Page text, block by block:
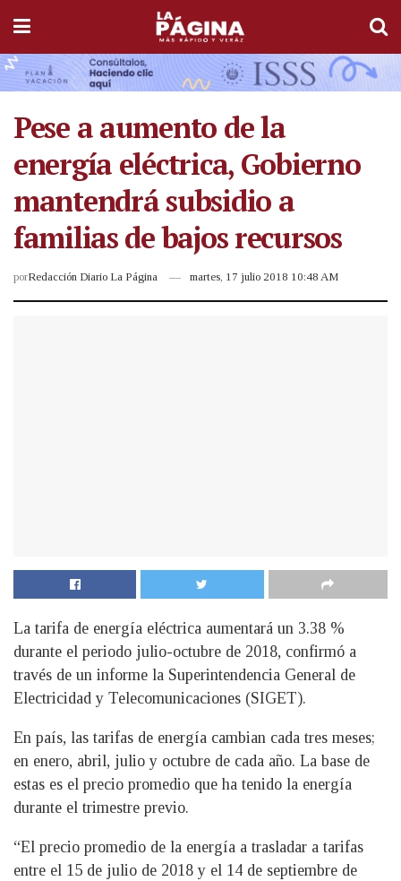
Pese a aumento de la
energía eléctrica, Gobierno
mantendrá subsidio a
familias de bajos recursos
porRedacción Diario La Página martes, 17 julio 2018 10:48 AM
La tarifa de energía eléctrica aumentará un 3.38 %
durante el periodo julio-octubre de 2018, confirmó a
través de un informe la Superintendencia General de
Electricidad y Telecomunicaciones (SIGET).
En país, las tarifas de energía cambian cada tres meses;
en enero, abril, julio y octubre de cada año. La base de
estas es el precio promedio que ha tenido la energía
durante el trimestre previo.
“El precio promedio de la energía a trasladar a tarifas
entre el 15 de julio de 2018 y el 14 de septiembre de